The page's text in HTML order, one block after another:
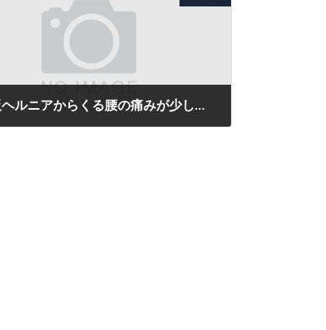
椎間板ヘルニアからくる腰の痛みが少しずつ解消されていきました